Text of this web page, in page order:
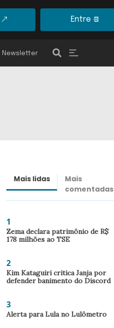
Entre
Newsletter
Mais lidas
Mais
comentadas
1
Zema declara patrimônio de R$
178 milhões ao TSE
2
Kim Kataguiri critica Janja por
defender banimento do Discord
3
Alerta para Lula no Lulômetro